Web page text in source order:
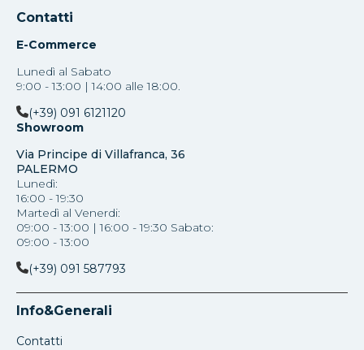
Contatti
E-Commerce
Lunedì al Sabato
9:00 - 13:00 | 14:00 alle 18:00.
(+39) 091 6121120
Showroom
Via Principe di Villafranca, 36
PALERMO
Lunedì:
16:00 - 19:30
Martedì al Venerdi:
09:00 - 13:00 | 16:00 - 19:30 Sabato:
09:00 - 13:00
(+39) 091 587793
Info&Generali
Contatti